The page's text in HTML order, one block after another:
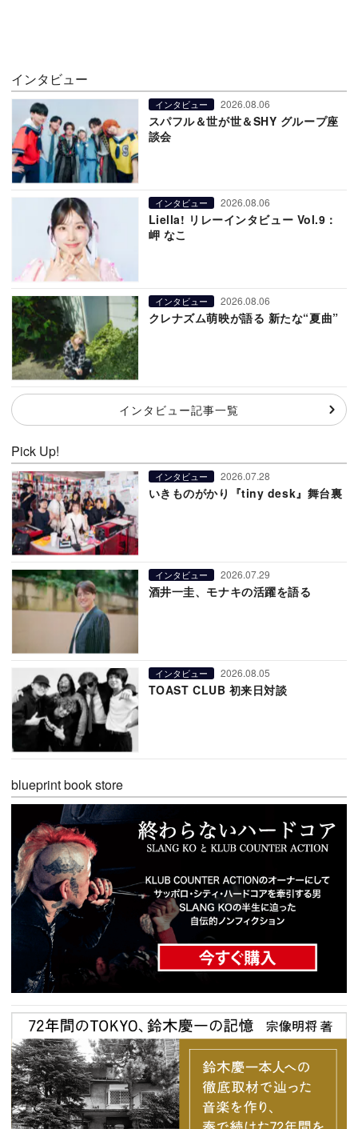
インタビュー
インタビュー 2026.08.06
スパフル＆世が世＆SHY グループ座
談会
インタビュー 2026.08.06
Liella! リレーインタビュー Vol.9：
岬 なこ
インタビュー 2026.08.06
クレナズム萌映が語る 新たな“夏曲”
インタビュー記事一覧
Pick Up!
インタビュー 2026.07.28
いきものがかり『tiny desk』舞台裏
インタビュー 2026.07.29
酒井一圭、モナキの活躍を語る
インタビュー 2026.08.05
TOAST CLUB 初来日対談
blueprint book store